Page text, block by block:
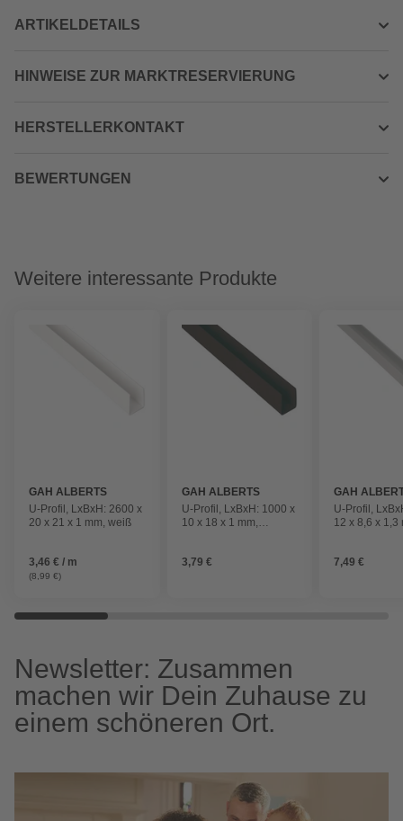
ARTIKELDETAILS
HINWEISE ZUR MARKTRESERVIERUNG
HERSTELLERKONTAKT
BEWERTUNGEN
Weitere interessante Produkte
GAH ALBERTS
U-Profil, LxBxH: 2600 x
20 x 21 x 1 mm, weiß
3,46 € / m
(8,99 €)
GAH ALBERTS
U-Profil, LxBxH: 1000 x
10 x 18 x 1 mm,
3,79 €
GAH
U-Profil,
12 x 8,6 x 1,3
7,49 €
Newsletter: Zusammen
machen wir Dein Zuhause zu
einem schöneren Ort.